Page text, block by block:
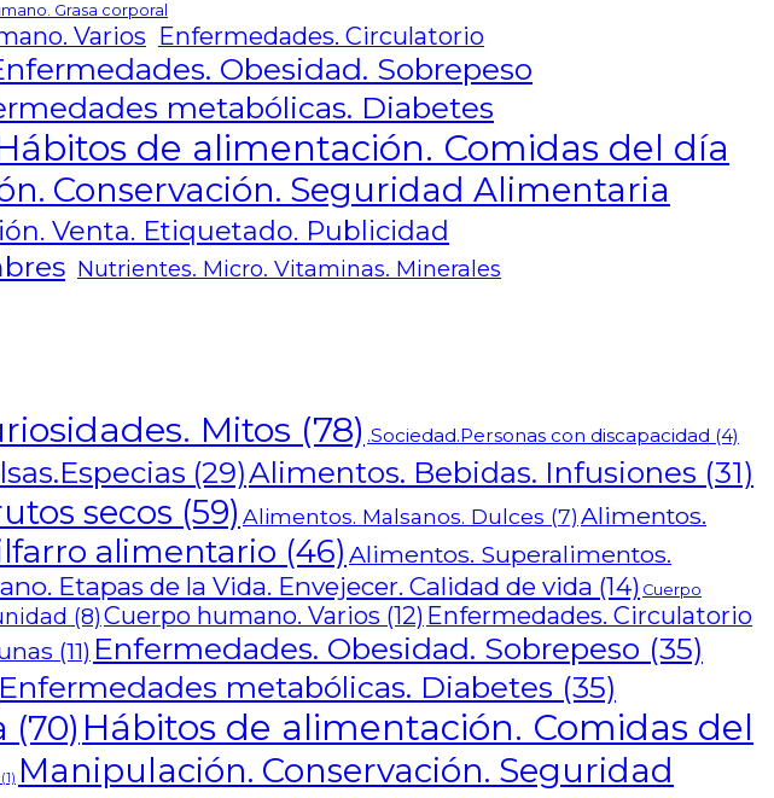
Grasa corporal
Varios Enfermedades. Circulatorio
Obesidad. Sobrepeso
metabólicas. Diabetes
de alimentación. Comidas del día
Conservación. Seguridad Alimentaria
Venta. Etiquetado. Publicidad
Nutrientes. Micro. Vitaminas. Minerales
Mitos (78) .Sociedad.Personas con discapacidad (4)
(29)Alimentos. Bebidas. Infusiones (31)
secos (59) Alimentos. Malsanos. Dulces (7)Alimentos.
alimentario (46) Alimentos. Superalimentos.
Etapas de la Vida. Envejecer. Calidad de vida (14) Cuerpo
(8)Cuerpo humano. Varios (12) Enfermedades. Circulatorio
(11) Enfermedades. Obesidad. Sobrepeso (35)
Enfermedades metabólicas. Diabetes (35)
(70) Hábitos de alimentación. Comidas del
(1) Manipulación. Conservación. Seguridad